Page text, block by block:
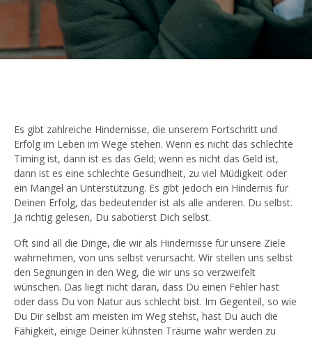
Es gibt zahlreiche Hindernisse, die unserem Fortschritt und
Erfolg im Leben im Wege stehen. Wenn es nicht das schlechte
Timing ist, dann ist es das Geld; wenn es nicht das Geld ist,
dann ist es eine schlechte Gesundheit, zu viel Müdigkeit oder
ein Mangel an Unterstützung. Es gibt jedoch ein Hindernis für
Deinen Erfolg, das bedeutender ist als alle anderen. Du selbst.
Ja richtig gelesen, Du sabotierst Dich selbst.
Oft sind all die Dinge, die wir als Hindernisse für unsere Ziele
wahrnehmen, von uns selbst verursacht. Wir stellen uns selbst
den Segnungen in den Weg, die wir uns so verzweifelt
wünschen. Das liegt nicht daran, dass Du einen Fehler hast
oder dass Du von Natur aus schlecht bist. Im Gegenteil, so wie
Du Dir selbst am meisten im Weg stehst, hast Du auch die
Fähigkeit, einige Deiner kühnsten Träume wahr werden zu